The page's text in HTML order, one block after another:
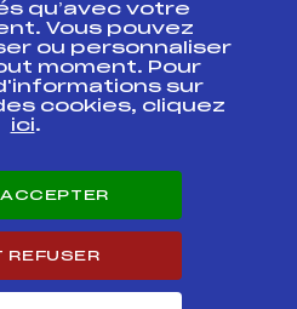
Formation, Suivi
qu’avec votre
Vous pouvez
ou personnaliser
moment. Pour
sur
cookies, cliquez
ici.
REFUSER